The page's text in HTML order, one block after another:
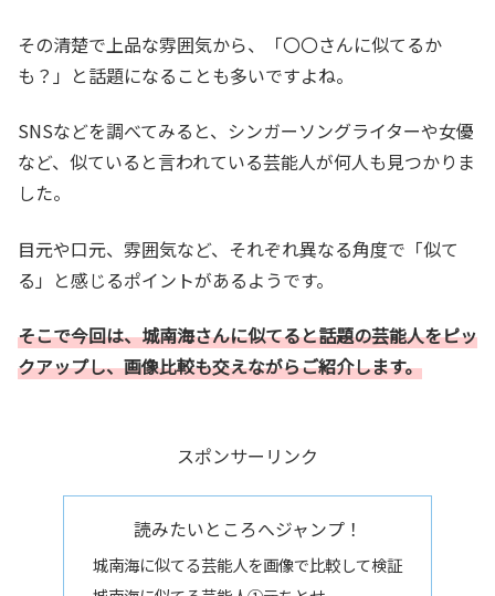
その清楚で上品な雰囲気から、「〇〇さんに似てるか
も？」と話題になることも多いですよね。
SNSなどを調べてみると、シンガーソングライターや女優
など、似ていると言われている芸能人が何人も見つかりま
した。
目元や口元、雰囲気など、それぞれ異なる角度で「似て
る」と感じるポイントがあるようです。
そこで今回は、城南海さんに似てると話題の芸能人をピッ
クアップし、画像比較も交えながらご紹介します。
スポンサーリンク
読みたいところへジャンプ！
城南海に似てる芸能人を画像で比較して検証